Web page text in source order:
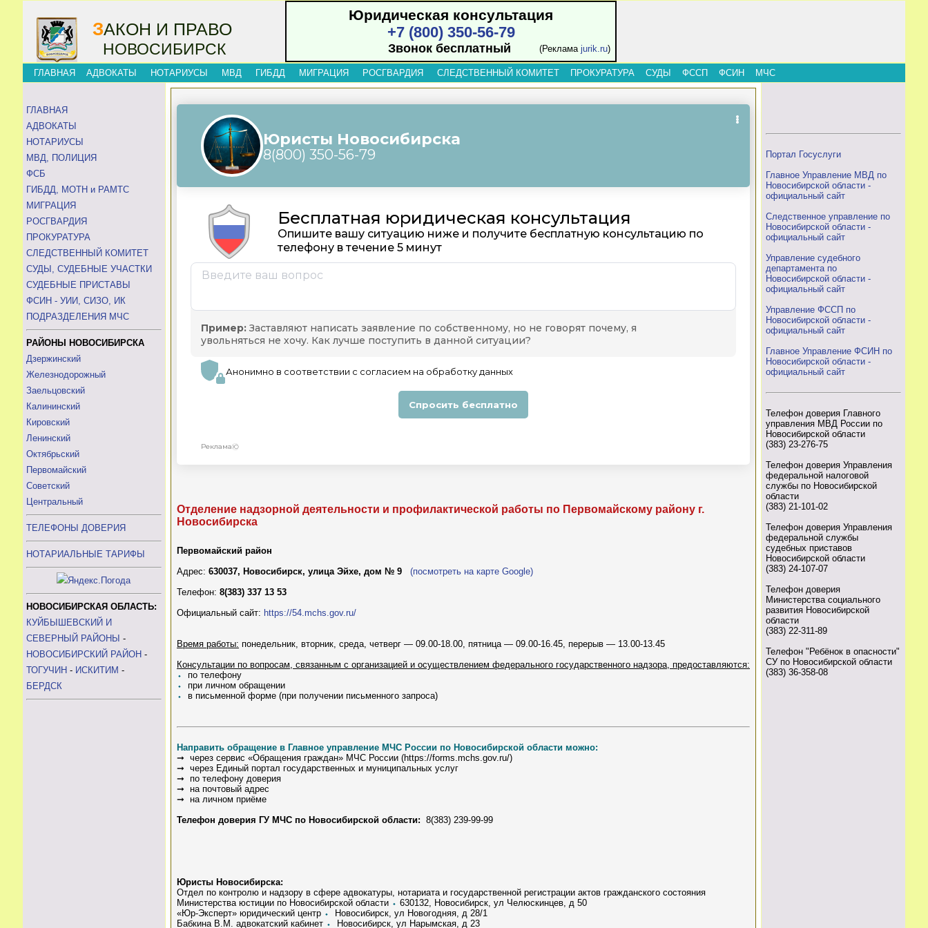
ЗАКОН И ПРАВО
НОВОСИБИРСК
Юридическая консультация
+7 (800) 350-56-79
Звонок бесплатный (Реклама jurik.ru)
ГЛАВНАЯ АДВОКАТЫ НОТАРИУСЫ МВД ГИБДД МИГРАЦИЯ РОСГВАРДИЯ СЛЕДСТВЕННЫЙ КОМИТЕТ ПРОКУРАТУРА СУДЫ ФССП ФСИН МЧС
ГЛАВНАЯ
АДВОКАТЫ
НОТАРИУСЫ
МВД, ПОЛИЦИЯ
ФСБ
ГИБДД, МОТН и РАМТС
МИГРАЦИЯ
РОСГВАРДИЯ
ПРОКУРАТУРА
СЛЕДСТВЕННЫЙ КОМИТЕТ
СУДЫ, СУДЕБНЫЕ УЧАСТКИ
СУДЕБНЫЕ ПРИСТАВЫ
ФСИН - УИИ, СИЗО, ИК
ПОДРАЗДЕЛЕНИЯ МЧС
РАЙОНЫ НОВОСИБИРСКА
Дзержинский
Железнодорожный
Заельцовский
Калининский
Кировский
Ленинский
Октябрьский
Первомайский
Советский
Центральный
ТЕЛЕФОНЫ ДОВЕРИЯ
НОТАРИАЛЬНЫЕ ТАРИФЫ
НОВОСИБИРСКАЯ ОБЛАСТЬ:
КУЙБЫШЕВСКИЙ И
СЕВЕРНЫЙ РАЙОНЫ -
НОВОСИБИРСКИЙ РАЙОН -
ТОГУЧИН - ИСКИТИМ -
БЕРДСК
Отделение надзорной деятельности и профилактической работы по Первомайскому району г.
Новосибирска
Первомайский район
Адрес: 630037, Новосибирск, улица Эйхе, дом № 9
(посмотреть на карте Google)
Телефон: 8(383) 337 13 53
Официальный сайт: https://54.mchs.gov.ru/
Время работы: понедельник, вторник, среда, четверг — 09.00-18.00, пятница — 09.00-16.45, перерыв — 13.00-13.45
Консультации по вопросам, связанным с организацией и осуществлением федерального государственного надзора, предоставляются:
⬩
по телефону
⬩
при личном обращении
⬩
в письменной форме (при получении письменного запроса)
Направить обращение в Главное управление МЧС России по Новосибирской области можно:
➞ через сервис «Обращения граждан» МЧС России (https://forms.mchs.gov.ru/)
➞ через Единый портал государственных и муниципальных услуг
➞ по телефону доверия
➞ на почтовый адрес
➞ на личном приёме
Телефон доверия ГУ МЧС по Новосибирской области: 8(383) 239-99-99
Юристы Новосибирска:
Отдел по контролю и надзору в сфере адвокатуры, нотариата и государственной регистрации актов гражданского состояния
Министерства юстиции по Новосибирской области ⬩ 630132, Новосибирск, ул Челюскинцев, д 50
«Юр-Эксперт» юридический центр ⬩
Новосибирск, ул Новогодняя, д 28/1
Бабкина В.М. адвокатский кабинет ⬩ Новосибирск, ул Нарымская, д 23
Портал Госуслуги
Главное Управление МВД по
Новосибирской области -
официальный сайт
Следственное управление по
Новосибирской области -
официальный сайт
Управление судебного
департамента по
Новосибирской области -
официальный сайт
Управление ФССП по
Новосибирской области -
официальный сайт
Главное Управление ФСИН по
Новосибирской области -
официальный сайт
Телефон доверия Главного
управления МВД России по
Новосибирской области
(383) 23-276-75
Телефон доверия Управления
федеральной налоговой
службы по Новосибирской
области
(383) 21-101-02
Телефон доверия Управления
федеральной службы
судебных приставов
Новосибирской области
(383) 24-107-07
Телефон доверия
Министерства социального
развития Новосибирской
области
(383) 22-311-89
Телефон "Ребёнок в опасности"
СУ по Новосибирской области
(383) 36-358-08